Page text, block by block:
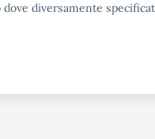
dove diversamente